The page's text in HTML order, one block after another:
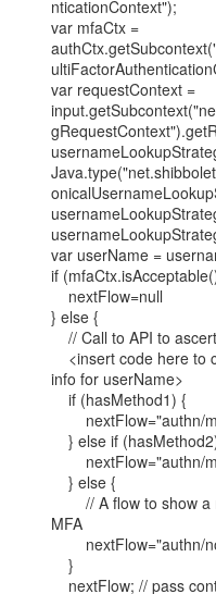
nticationContext");
var mfaCtx =
var requestContext =
var userName =
if
} else {
info for userName>
MFA